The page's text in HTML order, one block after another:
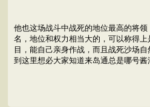
他也这场战斗中战死的地位最高的将
名，地位和权力相当大的，可以称得
目，能自己亲身作战，而且战死沙场
到这里想必大家知道来岛通总是哪号酱